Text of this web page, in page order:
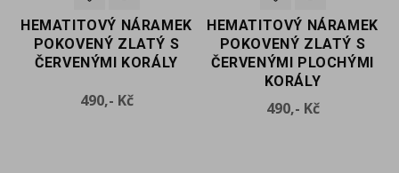
HEMATITOVÝ NÁRAMEK
POKOVENÝ ZLATÝ S
ČERVENÝMI KORÁLY
490,- KčCena
HEMATITOVÝ NÁRAMEK
POKOVENÝ ZLATÝ S
ČERVENÝMI PLOCHÝMI
KORÁLY
490,- KčCena